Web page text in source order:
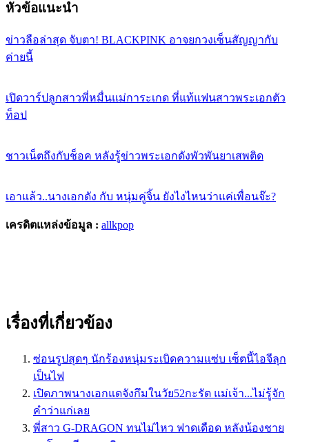
หัวข้อแนะนำ
ข่าวลือล่าสุด จับตา! BLACKPINK อาจยกวงเซ็นสัญญากับ
ค่ายนี้
เปิดวาร์ปลูกสาวพี่หมื่นแม่การะเกด ที่แท้แฟนสาวพระเอกตัว
ท็อป
ชาวเน็ตถึงกับช็อค หลังรู้ข่าวพระเอกดังพัวพันยาเสพติด
เอาแล้ว..นางเอกดัง กับ หนุ่มคู่จิ้น ยังไงไหนว่าแค่เพื่อนจ๊ะ?
เครดิตแหล่งข้อมูล : allkpop
เรื่องที่เกี่ยวข้อง
ซ่อนรูปสุดๆ นักร้องหนุ่มระเบิดความเเซ่บ เซ็ตนี้ไอจีลุก
เป็นไฟ
เปิดภาพนางเอกแดจังกึมในวัย52กะรัต แม่เจ้า...ไม่รู้จัก
คำว่าแก่เลย
พี่สาว G-DRAGON​ ทนไม่ไหว ฟาดเดือด หลังน้องชาย